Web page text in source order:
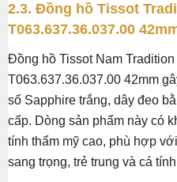
2.3. Đồng hồ Tissot
T063.637.36.037.00
Đồng hồ Tissot Nam
T063.637.36.037.00 42mm
số Sapphire trắng, dây đeo
cấp. Dòng sản phẩm này có
tính thẩm mỹ cao, phù hợp
sang trọng, trẻ trung và cá